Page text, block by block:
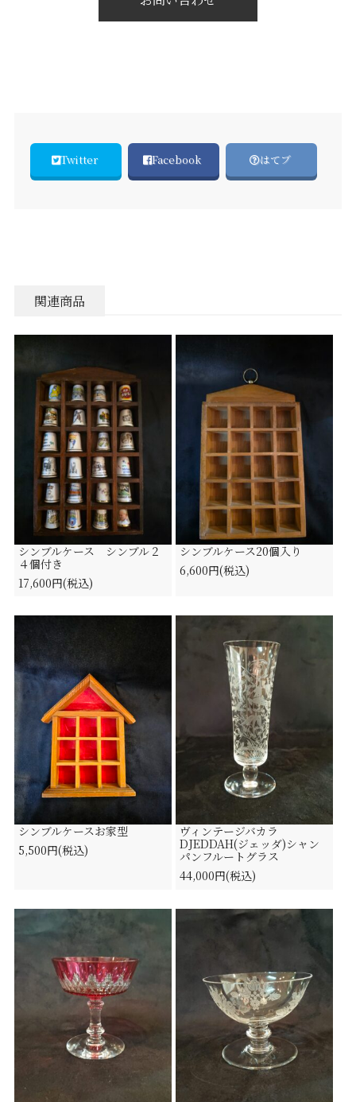
Twitter Facebook はてブ
関連商品
シンブルケース シンブル２
４個付き
17,600円(税込)
シンブルケース20個入り
6,600円(税込)
シンブルケースお家型
5,500円(税込)
ヴィンテージバカラ
DJEDDAH(ジェッダ)シャン
パンフルートグラス
44,000円(税込)